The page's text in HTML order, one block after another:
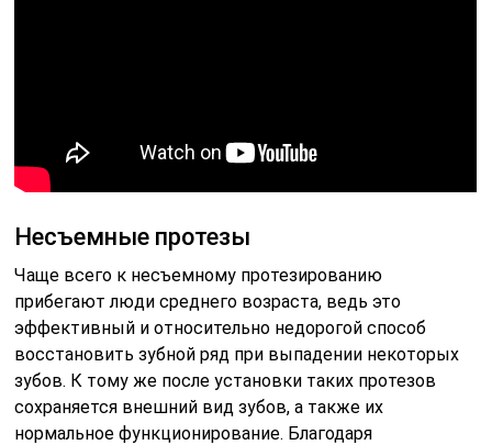
Несъемные протезы
Чаще всего к несъемному протезированию
прибегают люди среднего возраста, ведь это
эффективный и относительно недорогой способ
восстановить зубной ряд при выпадении некоторых
зубов. К тому же после установки таких протезов
сохраняется внешний вид зубов, а также их
нормальное функционирование. Благодаря